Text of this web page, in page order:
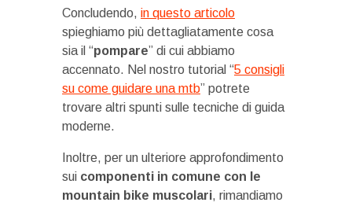
Concludendo, in questo articolo
spieghiamo più dettagliatamente cosa
sia il “pompare” di cui abbiamo
accennato. Nel nostro tutorial “5 consigli
su come guidare una mtb” potrete
trovare altri spunti sulle tecniche di guida
moderne.
Inoltre, per un ulteriore approfondimento
sui componenti in comune con le
mountain bike muscolari, rimandiamo